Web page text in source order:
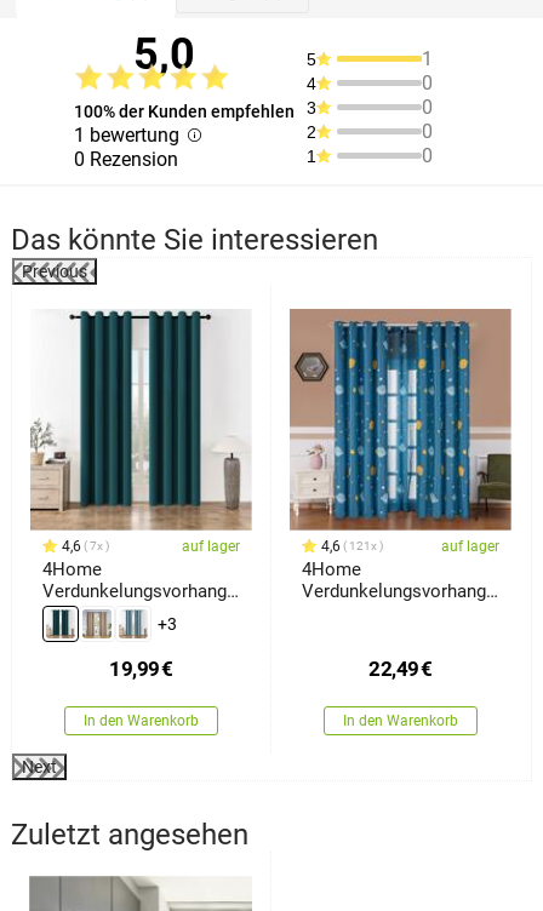
5,0
100% der Kunden empfehlen
1 bewertung
0 Rezension
5 1
4 0
3 0
2 0
1 0
Das könnte Sie interessieren
Previous
4,6 7x auf lager
4Home
Verdunkelungsvorhang
Manila Petrol, 150 x 250
cm
+3
19,99€
In den Warenkorb
4,6 121x auf lager
4Home
Verdunkelungsvorhang
22,49€
In den Warenkorb
Next
Zuletzt angesehen